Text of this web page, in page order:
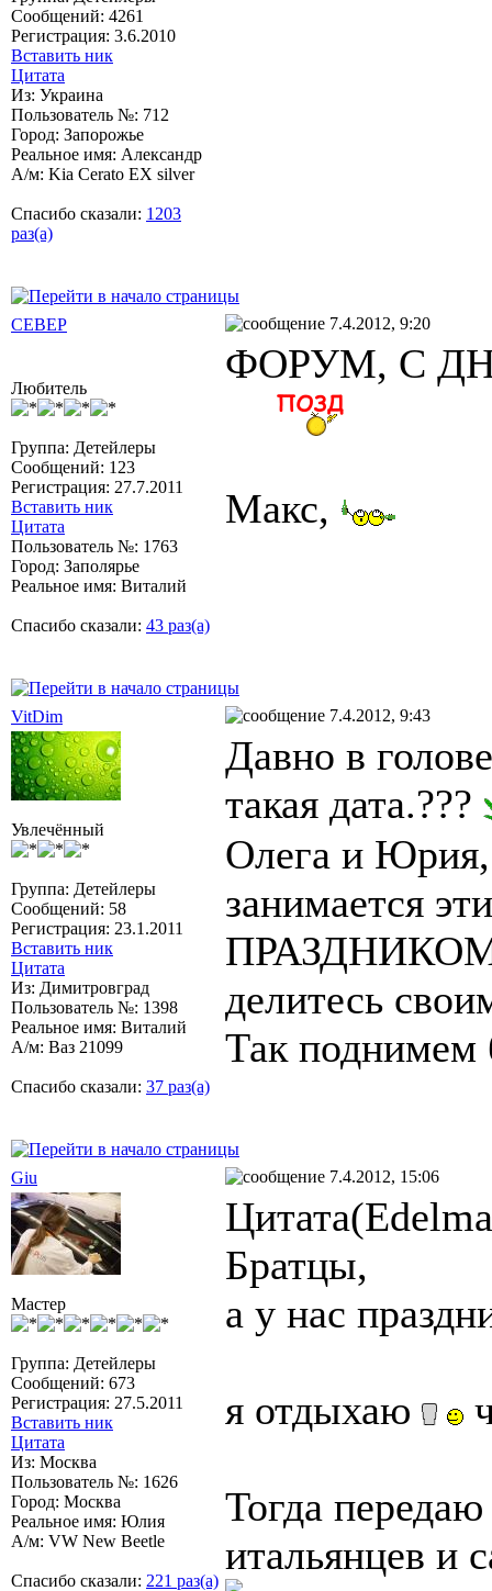
Сообщений: 4261
Регистрация: 3.6.2010
Вставить ник
Цитата
Из: Украина
Пользователь №: 712
Город: Запорожье
Реальное имя: Александр
А/м: Kia Cerato EX silver
Спасибо сказали: 1203
раз(а)
CEBEP 7.4.2012, 9:20
Любитель
Группа: Детейлеры
Сообщений: 123
Регистрация: 27.7.2011
Вставить ник
Цитата
Пользователь №: 1763
Город: Заполярье
Реальное имя: Виталий
Спасибо сказали: 43 раз(а)
ФОРУМ, С
Макс,
VitDim 7.4.2012, 9:43
Увлечённый
Группа: Детейлеры
Сообщений: 58
Регистрация: 23.1.2011
Вставить ник
Цитата
Из: Димитровград
Пользователь №: 1398
Реальное имя: Виталий
А/м: Ваз 21099
Спасибо сказали: 37 раз(а)
Давно в
такая дата.???
Олега и Юрия,
занимается
ПРАЗДНИКОМ.
делитесь
Так
Giu 7.4.2012, 15:06
Мастер
Группа: Детейлеры
Сообщений: 673
Регистрация: 27.5.2011
Вставить ник
Цитата
Из: Москва
Пользователь №: 1626
Город: Москва
Реальное имя: Юлия
А/м: VW New Beetle
Спасибо сказали: 221 раз(а)
Братцы,
а у нас
я отдыхаю
Тогда
итальянцев и